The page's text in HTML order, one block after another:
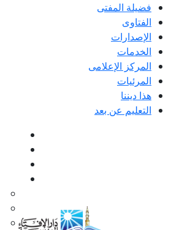
فضيلة المفتى
الفتاوى
الإصدارات
الخدمات
المركز الإعلامى
المرئيات
هذا ديننا
التعليم عن بعد